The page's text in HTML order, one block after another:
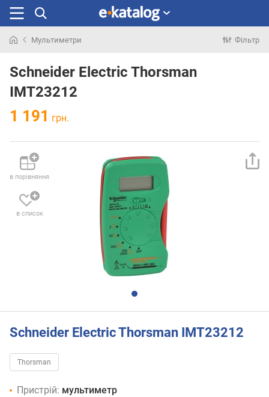
раніше
Мультиметри Фільтр
Schneider Electric Thorsman
IMT23212
1 191 грн.
в порівняння
в список
Schneider Electric Thorsman IMT23212
Thorsman
Пристрій: мультиметр